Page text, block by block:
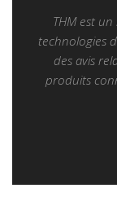
THM est
technologies
des avis
produits